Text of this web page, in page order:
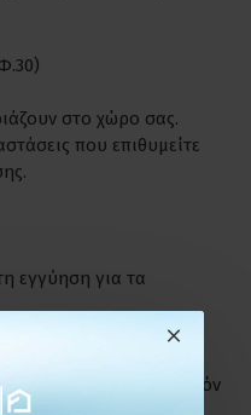
στο χώρο σας.
που επιθυμείτε
εγγύηση για τα
χώρους γι' αυτόν